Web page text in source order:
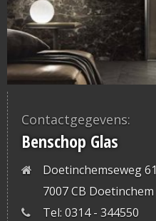
Contactgegevens:
Benschop Glas
Doetinchemseweg 61
7007 CB Doetinchem
Tel: 0314 - 344550